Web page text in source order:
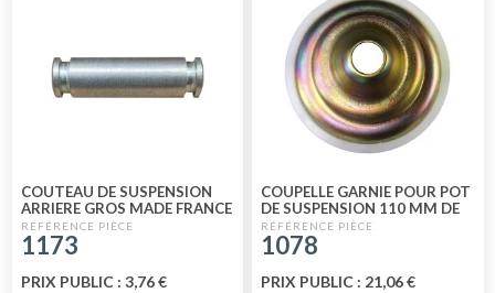
COUTEAU DE SUSPENSION
ARRIERE GROS MADE FRANCE
1173
PRIX PUBLIC : 3,76 €
COUPELLE GARNIE POUR POT
DE SUSPENSION 110 MM DE
QUALITE SUPERIEURE
1078
PRIX PUBLIC : 21,06 €